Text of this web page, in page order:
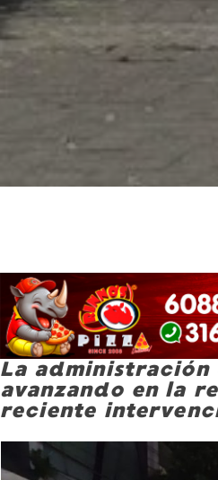
La administración
avanzando en la
reciente